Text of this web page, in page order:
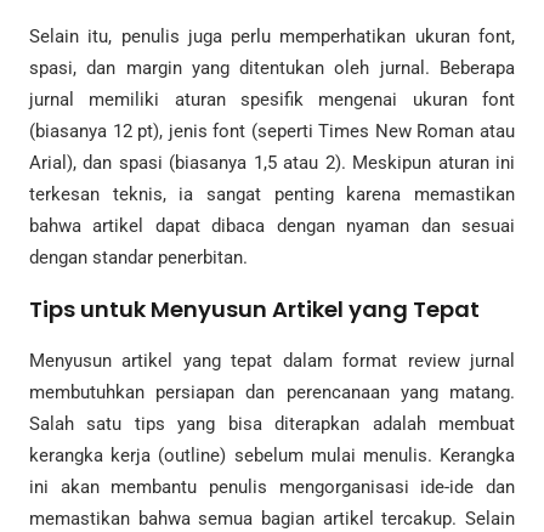
Selain itu, penulis juga perlu memperhatikan ukuran font,
spasi, dan margin yang ditentukan oleh jurnal. Beberapa
jurnal memiliki aturan spesifik mengenai ukuran font
(biasanya 12 pt), jenis font (seperti Times New Roman atau
Arial), dan spasi (biasanya 1,5 atau 2). Meskipun aturan ini
terkesan teknis, ia sangat penting karena memastikan
bahwa artikel dapat dibaca dengan nyaman dan sesuai
dengan standar penerbitan.
Tips untuk Menyusun Artikel yang Tepat
Menyusun artikel yang tepat dalam format review jurnal
membutuhkan persiapan dan perencanaan yang matang.
Salah satu tips yang bisa diterapkan adalah membuat
kerangka kerja (outline) sebelum mulai menulis. Kerangka
ini akan membantu penulis mengorganisasi ide-ide dan
memastikan bahwa semua bagian artikel tercakup. Selain